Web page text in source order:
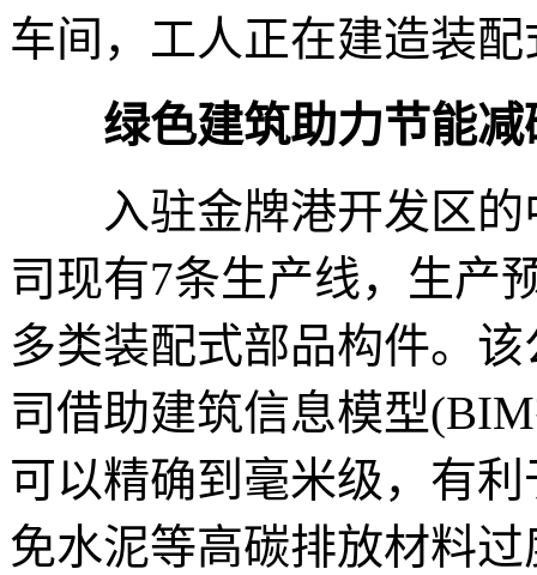
车间，工人正在建造装
绿色建筑助力节能减
入驻金牌港开发区的
司现有7条生产线，生产
多类装配式部品构件。
司借助建筑信息模型
可以精确到毫米级，有
免水泥等高碳排放材料